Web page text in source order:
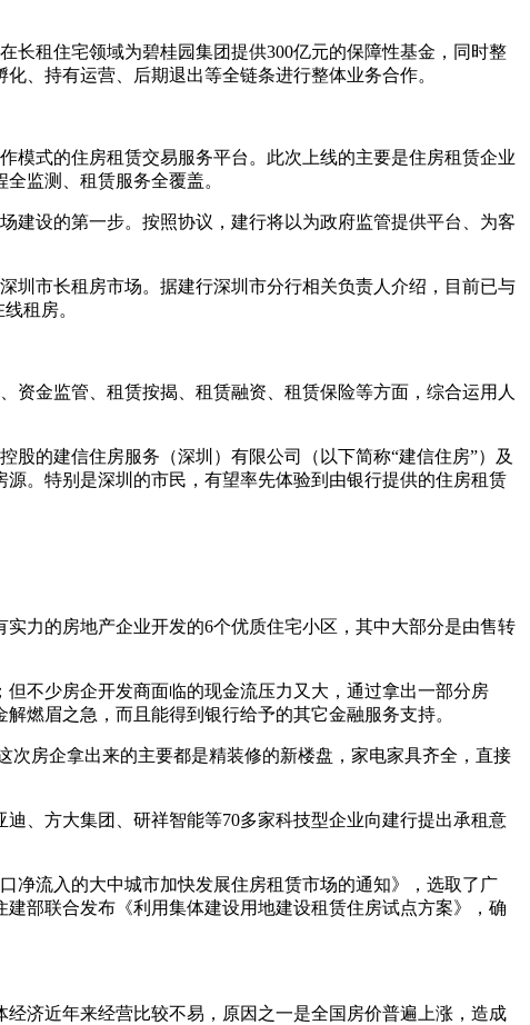
长租住宅领域为碧桂园集团提供300亿元的保障性基金，同时整
、持有运营、后期退出等全链条进行整体业务合作。
模式的住房租赁交易服务平台。此次上线的主要是住房租赁企业
监测、租赁服务全覆盖。
建设的第一步。按照协议，建行将以为政府监管提供平台、为客
圳市长租房市场。据建行深圳市分行相关负责人介绍，目前已与
租房。
资金监管、租赁按揭、租赁融资、租赁保险等方面，综合运用人
的建信住房服务（深圳）有限公司（以下简称“建信住房”）及
。特别是深圳的市民，有望率先体验到由银行提供的住房租赁
力的房地产企业开发的6个优质住宅小区，其中大部分是由售转
不少房企开发商面临的现金流压力又大，通过拿出一部分房
燃眉之急，而且能得到银行给予的其它金融服务支持。
次房企拿出来的主要都是精装修的新楼盘，家电家具齐全，直接
、方大集团、研祥智能等70多家科技型企业向建行提出承租意
净流入的大中城市加快发展住房租赁市场的通知》，选取了广
部联合发布《利用集体建设用地建设租赁住房试点方案》，确
济近年来经营比较不易，原因之一是全国房价普遍上涨，造成